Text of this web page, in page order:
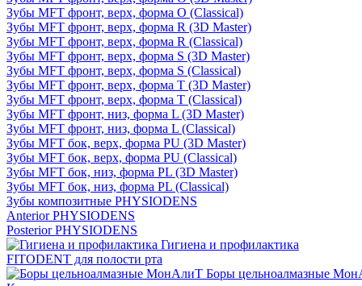
Зубы MFT фронт, верх, форма O (Classical)
Зубы MFT фронт, верх, форма R (3D Master)
Зубы MFT фронт, верх, форма R (Classical)
Зубы MFT фронт, верх, форма S (3D Master)
Зубы MFT фронт, верх, форма S (Classical)
Зубы MFT фронт, верх, форма T (3D Master)
Зубы MFT фронт, верх, форма T (Classical)
Зубы MFT фронт, низ, форма L (3D Master)
Зубы MFT фронт, низ, форма L (Classical)
Зубы MFT бок, верх, форма PU (3D Master)
Зубы MFT бок, верх, форма PU (Classical)
Зубы MFT бок, низ, форма PL (3D Master)
Зубы MFT бок, низ, форма PL (Classical)
Зубы композитные PHYSIODENS
Anterior PHYSIODENS
Posterior PHYSIODENS
Гигиена и профилактика
FITODENT для полости рта
Боры цельноалмазные